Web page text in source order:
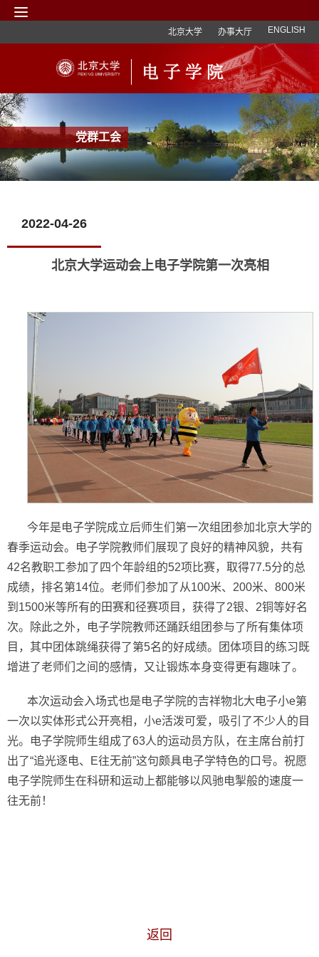
北京大学 办事大厅 ENGLISH
党群工会
2022-04-26
北京大学运动会上电子学院第一次亮相
今年是电子学院成立后师生们第一次组团参加北京大学的
春季运动会。电子学院教师们展现了良好的精神风貌，共有
42名教职工参加了四个年龄组的52项比赛，取得77.5分的总
成绩，排名第14位。老师们参加了从100米、200米、800米
到1500米等所有的田赛和径赛项目，获得了2银、2铜等好名
次。除此之外，电子学院教师还踊跃组团参与了所有集体项
目，其中团体跳绳获得了第5名的好成绩。团体项目的练习既
增进了老师们之间的感情，又让锻炼本身变得更有趣味了。
本次运动会入场式也是电子学院的吉祥物北大电子小e第
一次以实体形式公开亮相，小e活泼可爱，吸引了不少人的目
光。电子学院师生组成了63人的运动员方队，在主席台前打
出了“追光逐电、E往无前”这句颇具电子学特色的口号。祝愿
电子学院师生在科研和运动上都能够以风驰电掣般的速度一
往无前！
返回